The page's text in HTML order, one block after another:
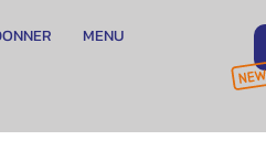
MENU